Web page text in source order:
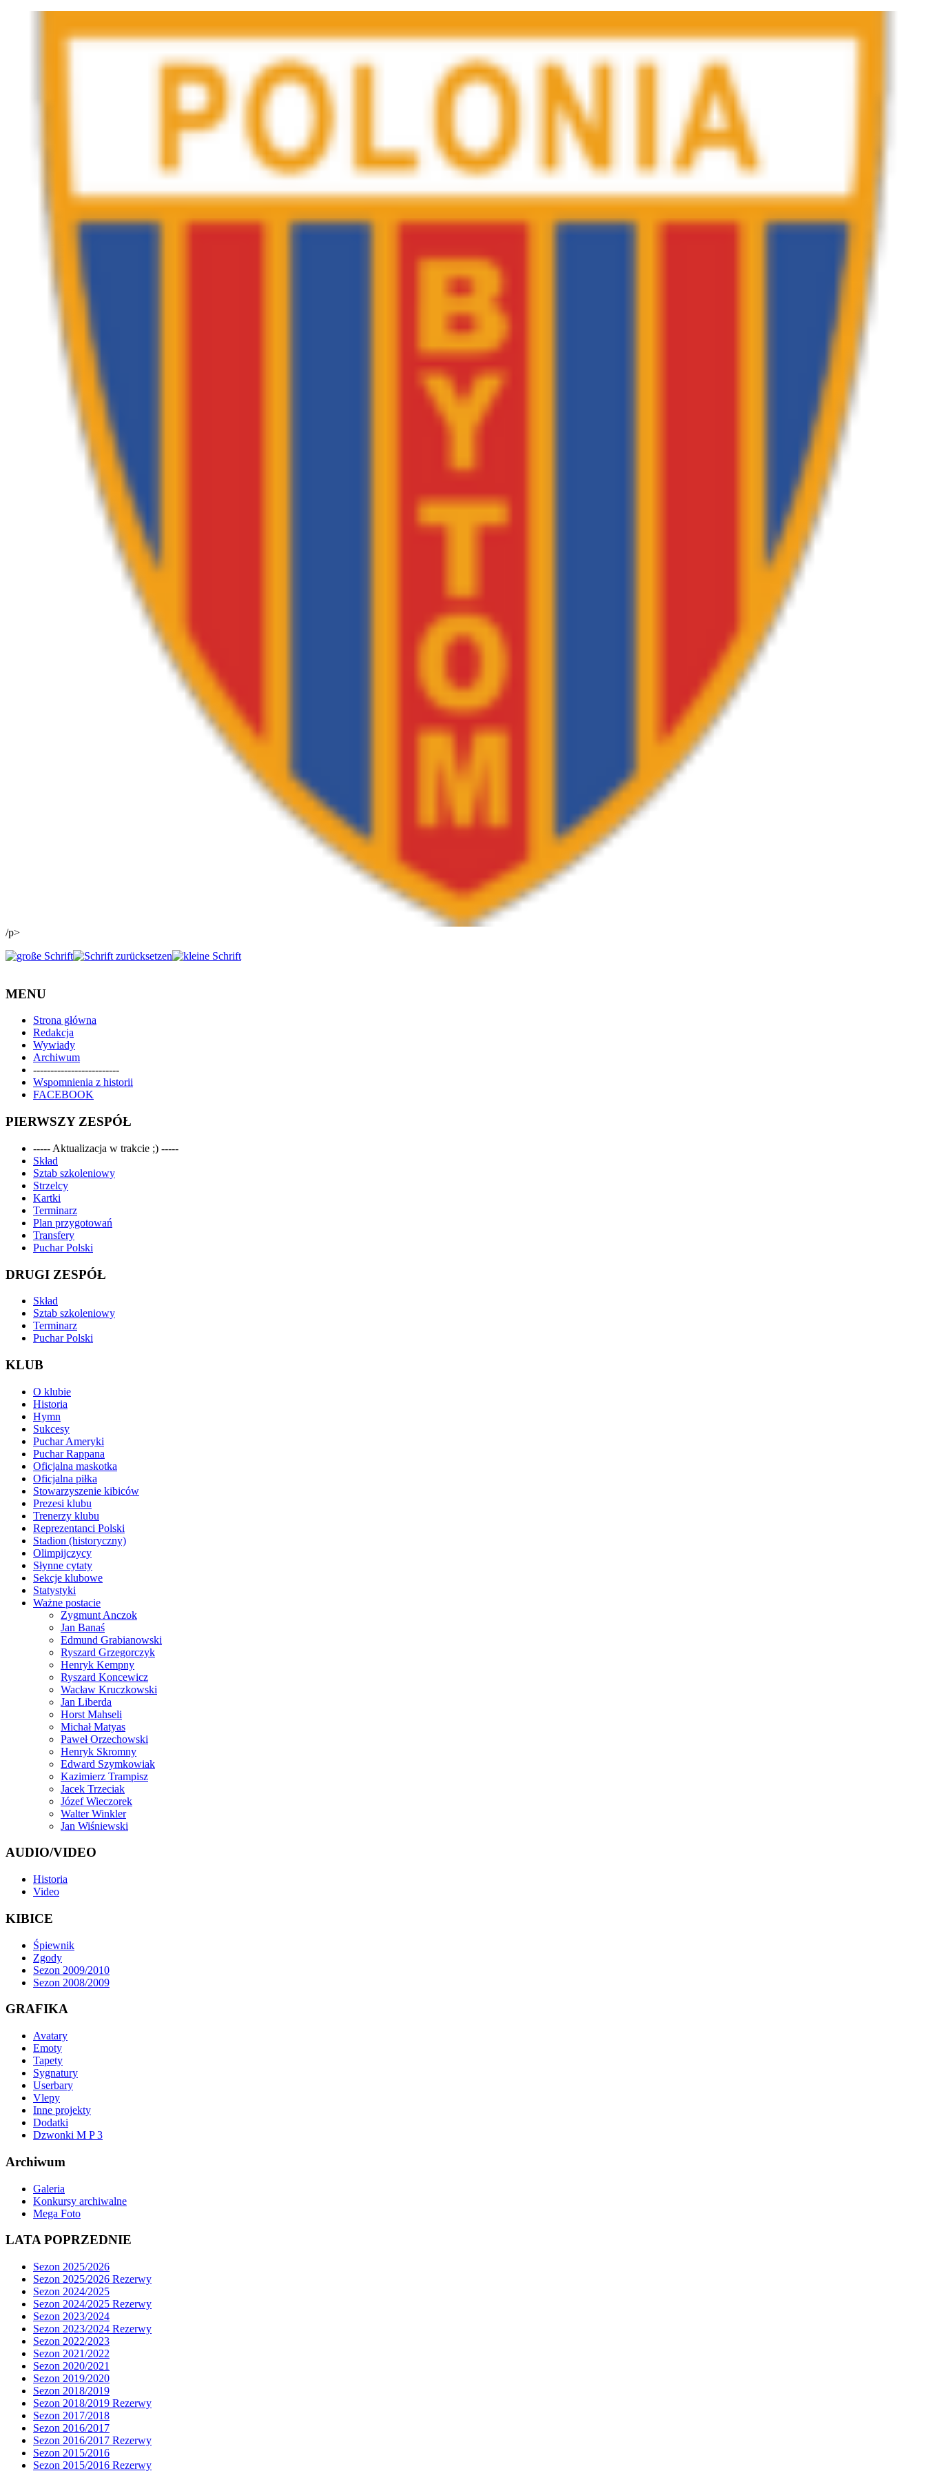
/p>
MENU
Strona główna
Redakcja
Wywiady
Archiwum
-------------------------
Wspomnienia z historii
FACEBOOK
PIERWSZY ZESPÓŁ
----- Aktualizacja w trakcie ;) -----
Skład
Sztab szkoleniowy
Strzelcy
Kartki
Terminarz
Plan przygotowań
Transfery
Puchar Polski
DRUGI ZESPÓŁ
Skład
Sztab szkoleniowy
Terminarz
Puchar Polski
KLUB
O klubie
Historia
Hymn
Sukcesy
Puchar Ameryki
Puchar Rappana
Oficjalna maskotka
Oficjalna piłka
Stowarzyszenie kibiców
Prezesi klubu
Trenerzy klubu
Reprezentanci Polski
Stadion (historyczny)
Olimpijczycy
Słynne cytaty
Sekcje klubowe
Statystyki
Ważne postacie
Zygmunt Anczok
Jan Banaś
Edmund Grabianowski
Ryszard Grzegorczyk
Henryk Kempny
Ryszard Koncewicz
Wacław Kruczkowski
Jan Liberda
Horst Mahseli
Michał Matyas
Paweł Orzechowski
Henryk Skromny
Edward Szymkowiak
Kazimierz Trampisz
Jacek Trzeciak
Józef Wieczorek
Walter Winkler
Jan Wiśniewski
AUDIO/VIDEO
Historia
Video
KIBICE
Śpiewnik
Zgody
Sezon 2009/2010
Sezon 2008/2009
GRAFIKA
Avatary
Emoty
Tapety
Sygnatury
Userbary
Vlepy
Inne projekty
Dodatki
Dzwonki M P 3
Archiwum
Galeria
Konkursy archiwalne
Mega Foto
LATA POPRZEDNIE
Sezon 2025/2026
Sezon 2025/2026 Rezerwy
Sezon 2024/2025
Sezon 2024/2025 Rezerwy
Sezon 2023/2024
Sezon 2023/2024 Rezerwy
Sezon 2022/2023
Sezon 2021/2022
Sezon 2020/2021
Sezon 2019/2020
Sezon 2018/2019
Sezon 2018/2019 Rezerwy
Sezon 2017/2018
Sezon 2016/2017
Sezon 2016/2017 Rezerwy
Sezon 2015/2016
Sezon 2015/2016 Rezerwy